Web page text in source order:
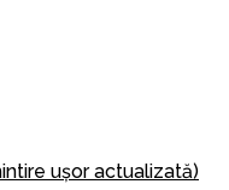
ușor actualizată)